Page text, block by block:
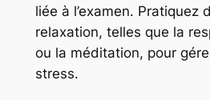
liée à l’examen. Pratiquez
relaxation, telles que la
ou la méditation, pour
stress.